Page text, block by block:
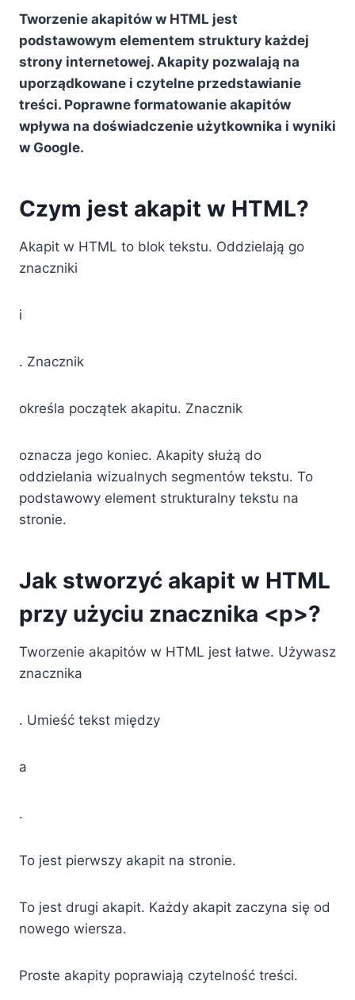
Tworzenie akapitów w HTML jest
podstawowym elementem struktury każdej
strony internetowej. Akapity pozwalają na
uporządkowane i czytelne przedstawianie
treści. Poprawne formatowanie akapitów
wpływa na doświadczenie użytkownika i wyniki
w Google.
Czym jest akapit w HTML?
Akapit w HTML to blok tekstu. Oddzielają go
znaczniki
i
. Znacznik
określa początek akapitu. Znacznik
oznacza jego koniec. Akapity służą do
oddzielania wizualnych segmentów tekstu. To
podstawowy element strukturalny tekstu na
stronie.
Jak stworzyć akapit w HTML
przy użyciu znacznika <p>?
Tworzenie akapitów w HTML jest łatwe. Używasz
znacznika
. Umieść tekst między
a
.
To jest pierwszy akapit na stronie.
To jest drugi akapit. Każdy akapit zaczyna się od
nowego wiersza.
Proste akapity poprawiają czytelność treści.